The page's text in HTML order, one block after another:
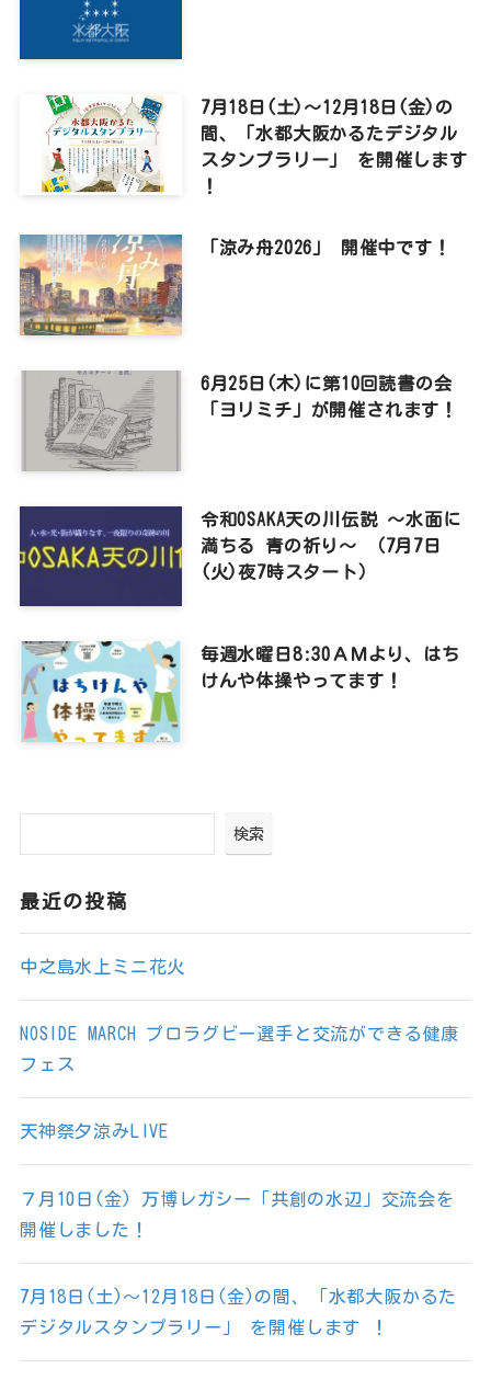
7月18日(土)～12月18日(金)の
間、「水都大阪かるたデジタル
スタンプラリー」 を開催します
！
「涼み舟2026」 開催中です！
6月25日(木)に第10回読書の会
「ヨリミチ」が開催されます！
令和OSAKA天の川伝説 ～水面に
満ちる 青の祈り～ （7月7日
(火)夜7時スタート）
毎週水曜日8:30ＡＭより、はち
けんや体操やってます！
検索
最近の投稿
中之島水上ミニ花火
NOSIDE MARCH プロラグビー選手と交流ができる健康
フェス
天神祭夕涼みLIVE
７月10日(金) 万博レガシー「共創の水辺」交流会を
開催しました！
7月18日(土)～12月18日(金)の間、「水都大阪かるた
デジタルスタンプラリー」 を開催します ！